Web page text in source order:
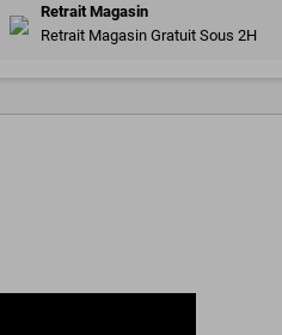
Retrait Magasin
Retrait Magasin Gratuit Sous 2H